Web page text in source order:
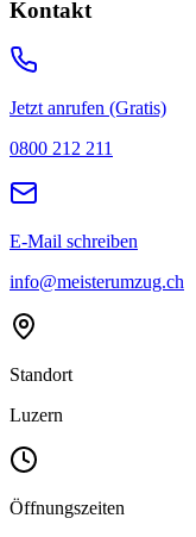
Kontakt
Jetzt anrufen (Gratis)
0800 212 211
E-Mail schreiben
info@meisterumzug.ch
Standort
Luzern
Öffnungszeiten